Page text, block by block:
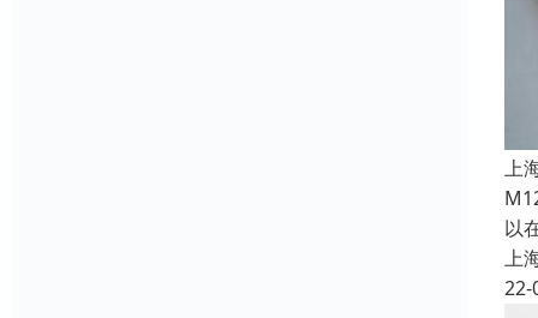
上
以
上
22-